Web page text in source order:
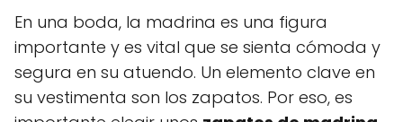
En una boda, la madrina es una figura
importante y es vital que se sienta cómoda y
segura en su atuendo. Un elemento clave en
su vestimenta son los zapatos. Por eso, es